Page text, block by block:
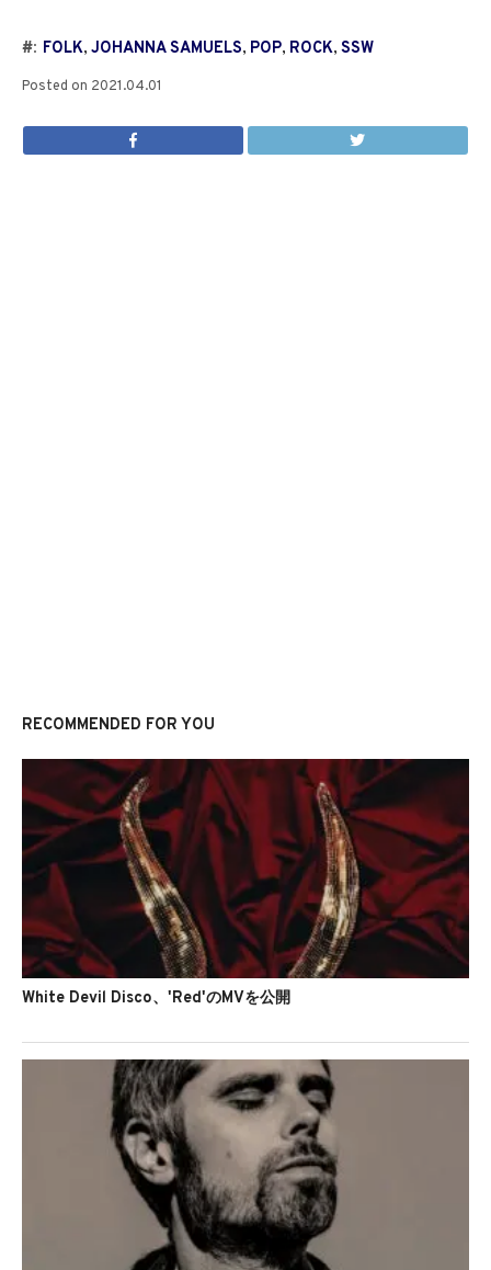
#: FOLK, JOHANNA SAMUELS, POP, ROCK, SSW
Posted on 2021.04.01
RECOMMENDED FOR YOU
White Devil Disco、'Red'のMVを公開